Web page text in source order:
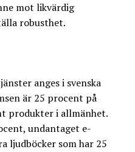
mot likvärdig
robusthet.
anges i svenska
är 25 procent på
produkter i allmänhet.
undantaget e-
ljudböcker som har 25